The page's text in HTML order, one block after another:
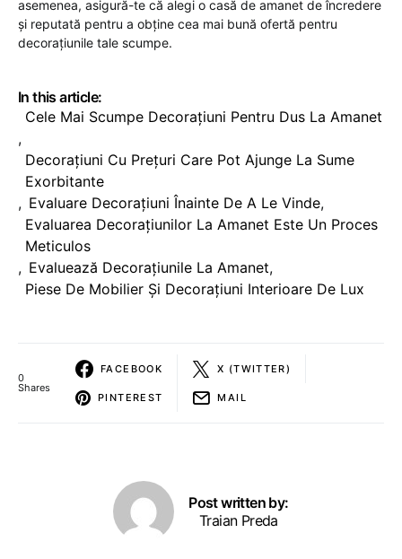
asemenea, asigură-te că alegi o casă de amanet de încredere
și reputată pentru a obține cea mai bună ofertă pentru
decorațiunile tale scumpe.
In this article:
Cele Mai Scumpe Decorațiuni Pentru Dus La Amanet
,
Decorațiuni Cu Prețuri Care Pot Ajunge La Sume
Exorbitante
, Evaluare Decorațiuni Înainte De A Le Vinde,
Evaluarea Decorațiunilor La Amanet Este Un Proces
Meticulos
, Evaluează Decorațiunile La Amanet,
Piese De Mobilier Și Decorațiuni Interioare De Lux
0
Shares
FACEBOOK X (TWITTER)
PINTEREST MAIL
Post written by:
Traian Preda